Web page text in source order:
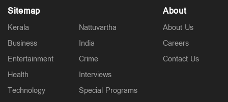
Sitemap
Kerala
Business
Entertainment
Health
Technology
Nattuvartha
India
Crime
Interviews
Special Programs
About
About Us
Careers
Contact Us